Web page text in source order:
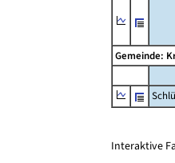
Gemeinde:
Interaktive